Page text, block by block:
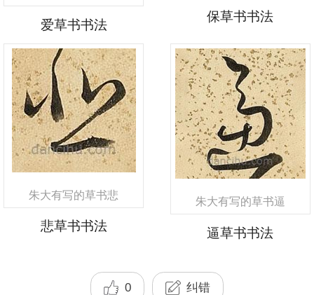
爱草书书法
保草书书法
朱大有写的草书悲
悲草书书法
朱大有写的草书逼
逼草书书法
0 纠错